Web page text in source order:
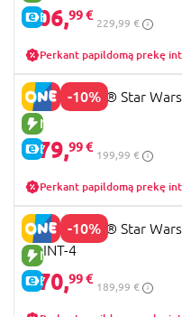
E-KAINA
206,99 €
229,99 €
Perkant papildomą prekę
-10%
NAUJA PREKĖ
E-KAINA
75455 LEGO® Star
179,99 €
199,99 €
Perkant papildomą prekę
-10%
NAUJA PREKĖ
E-KAINA
75454 LEGO® Star
su INT-4
170,99 €
189,99 €